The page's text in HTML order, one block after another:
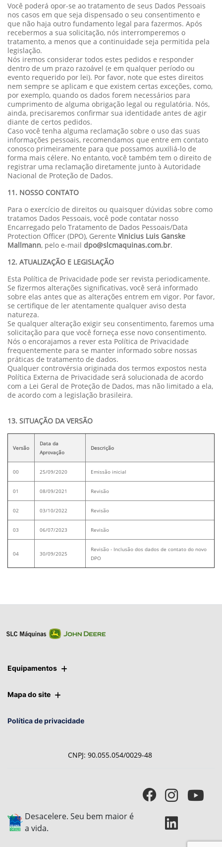
Você poderá opor-se ao tratamento de seus Dados Pessoais
nos casos em que seja dispensado o seu consentimento e
que não haja outro fundamento legal para fazermos. Após
recebermos a sua solicitação, nós interromperemos o
tratamento, a menos que a continuidade seja permitida pela
legislação.
Nós iremos considerar todos estes pedidos e responder
dentro de um prazo razoável (e em qualquer período ou
evento requerido por lei). Por favor, note que estes direitos
nem sempre se aplicam e que existem certas exceções, como,
por exemplo, quando os dados forem necessários para
cumprimento de alguma obrigação legal ou regulatória. Nós,
ainda, precisaremos confirmar sua identidade antes de agir
diante de certos pedidos.
Caso você tenha alguma reclamação sobre o uso das suas
informações pessoais, recomendamos que entre em contato
conosco primeiramente para que possamos auxiliá-lo de
forma mais célere. No entanto, você também tem o direito de
registrar uma reclamação diretamente junto à Autoridade
Nacional de Proteção de Dados.
11. NOSSO CONTATO
Para o exercício de direitos ou quaisquer dúvidas sobre como
tratamos Dados Pessoais, você pode contatar nosso
Encarregado pelo Tratamento de Dados Pessoais/Data
Protection Officer (DPO), Gerente Vinicius Luis Ganske
Mallmann, pelo e-mail dpo@slcmaquinas.com.br.
12. ATUALIZAÇÃO E LEGISLAÇÃO
Esta Política de Privacidade pode ser revista periodicamente.
Se fizermos alterações significativas, você será informado
sobre elas antes que as alterações entrem em vigor. Por favor,
se certifique de ler atentamente qualquer aviso desta
natureza.
Se qualquer alteração exigir seu consentimento, faremos uma
solicitação para que você forneça esse novo consentimento.
Nós o encorajamos a rever esta Política de Privacidade
frequentemente para se manter informado sobre nossas
práticas de tratamento de dados.
Qualquer controvérsia originada dos termos expostos nesta
Política Externa de Privacidade será solucionada de acordo
com a Lei Geral de Proteção de Dados, mas não limitado a ela,
de acordo com a legislação brasileira.
13. SITUAÇÃO DA VERSÃO
Versão
Data da
Aprovação
Descrição
00 25/09/2020 Emissão inicial
01 08/09/2021 Revisão
02 03/10/2022 Revisão
03 06/07/2023 Revisão
04 30/09/2025
Revisão - Inclusão dos dados de contato do novo
DPO
Equipamentos
Mapa do site
Política de privacidade
CNPJ: 90.055.054/0029-48
Desacelere. Seu bem maior é
a vida.